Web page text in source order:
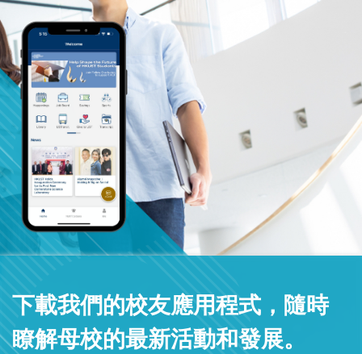
下載我們的校友應用程式，隨時
瞭解母校的最新活動和發展。